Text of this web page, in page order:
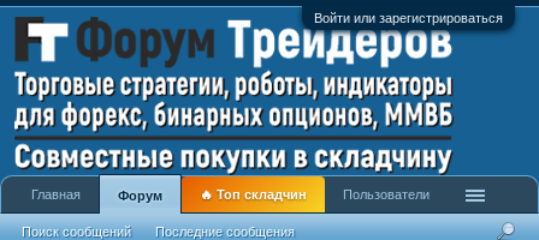
Войти или зарегистрироваться
Главная Форум
Поиск сообщений Последние сообщения
🔥 Топ складчин Пользователи